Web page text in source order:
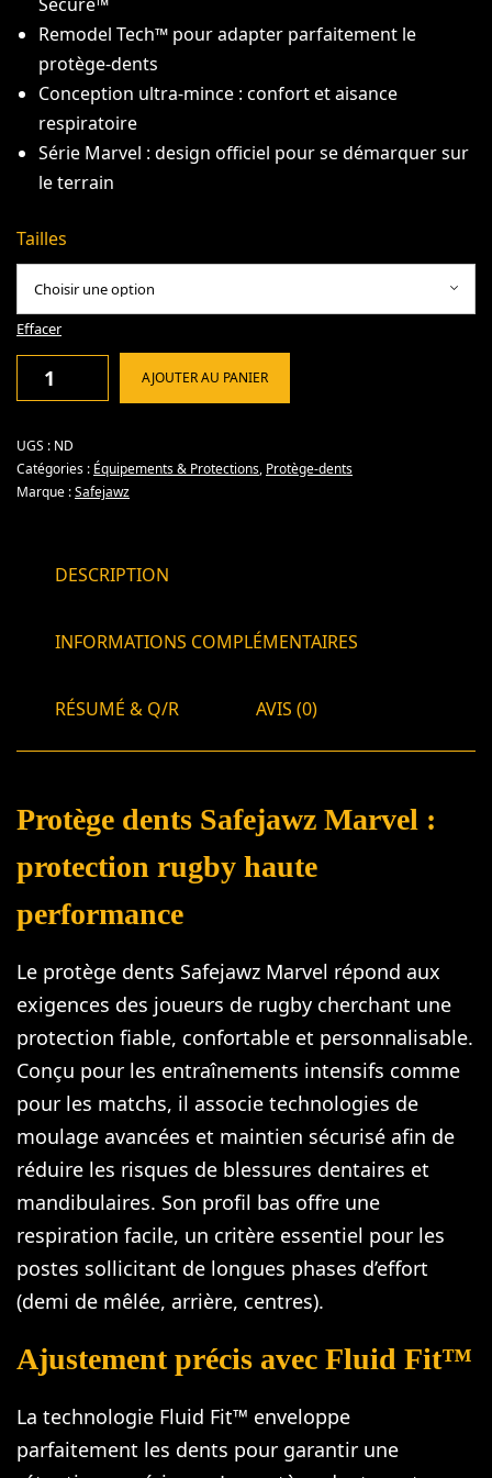
Remodel Tech™ pour adapter parfaitement le
protège-dents
Conception ultra-mince : confort et aisance
respiratoire
Série Marvel : design officiel pour se démarquer sur
le terrain
Tailles
Effacer
AJOUTER AU PANIER
UGS : ND
Catégories : Équipements & Protections, Protège-dents
Marque :Safejawz
DESCRIPTION
INFORMATIONS COMPLÉMENTAIRES
RÉSUMÉ & Q/R AVIS (0)
Protège dents Safejawz Marvel :
protection rugby haute
performance
Le protège dents Safejawz Marvel répond aux
exigences des joueurs de rugby cherchant une
protection fiable, confortable et personnalisable.
Conçu pour les entraînements intensifs comme
pour les matchs, il associe technologies de
moulage avancées et maintien sécurisé afin de
réduire les risques de blessures dentaires et
mandibulaires. Son profil bas offre une
respiration facile, un critère essentiel pour les
postes sollicitant de longues phases d’effort
(demi de mêlée, arrière, centres).
Ajustement précis avec Fluid Fit™
La technologie Fluid Fit™ enveloppe
parfaitement les dents pour garantir une